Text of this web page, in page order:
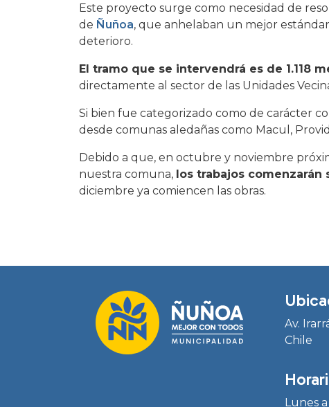
Este proyecto surge como necesidad de
de Ñuñoa, que anhelaban un mejor
deterioro.
El tramo que se intervendrá es de 1.118
directamente al sector de las Unidades
Si bien fue categorizado como de carácter
desde comunas aledañas como Macul,
Debido a que, en octubre y noviembre
nuestra comuna, los trabajos comenzarán
diciembre ya comiencen las obras.
Av.
Chile
Lunes